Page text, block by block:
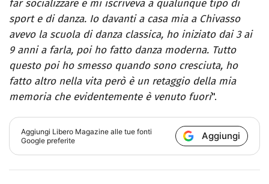
far socializzare e mi iscriveva a qualunque tipo di
sport e di danza. Io davanti a casa mia a Chivasso
avevo la scuola di danza classica, ho iniziato dai 3 ai
9 anni a farla, poi ho fatto danza moderna. Tutto
questo poi ho smesso quando sono cresciuta, ho
fatto altro nella vita però è un retaggio della mia
memoria che evidentemente è venuto fuori".
Aggiungi Libero Magazine alle tue fonti
Google preferite
Aggiungi